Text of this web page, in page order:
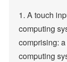
1. A touch
computing
comprising:
computing